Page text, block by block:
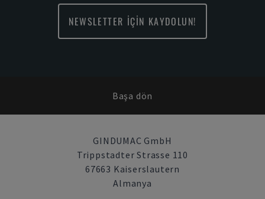
NEWSLETTER İÇİN KAYDOLUN!
Başa dön
GINDUMAC GmbH
Trippstadter Strasse 110
67663 Kaiserslautern
Almanya